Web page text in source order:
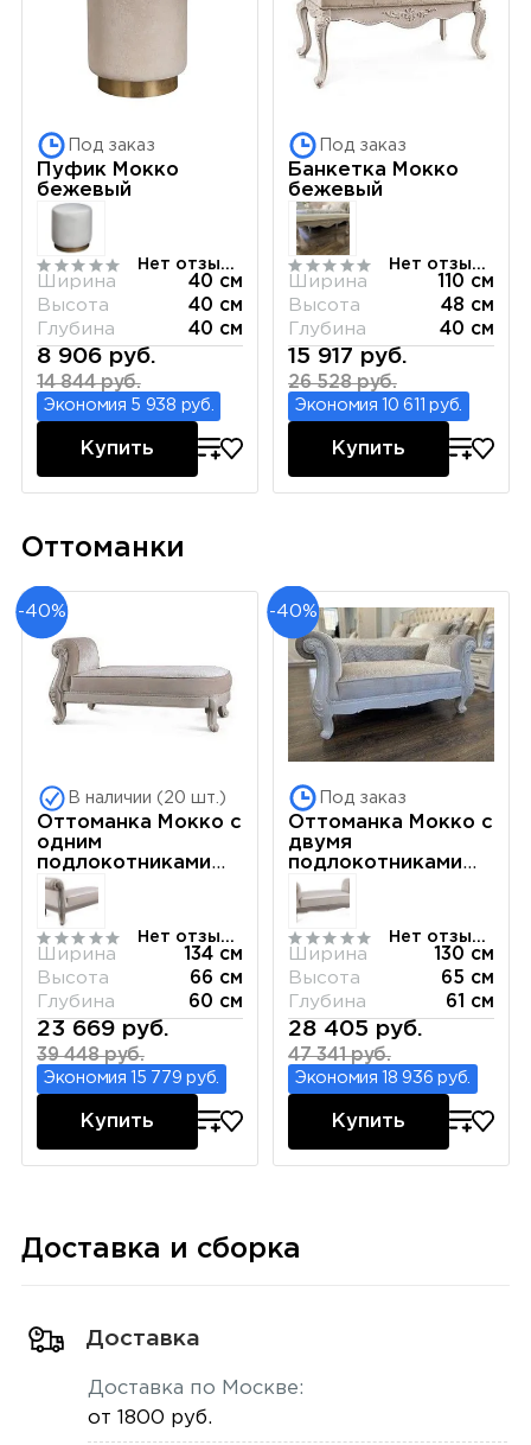
Под заказ
Пуфик Мокко
бежевый
Нет отзывов
Ширина
40 см
Высота
40 см
Глубина
40 см
8 906 руб.
14 844 руб.
Экономия 5 938 руб.
Купить
Под заказ
Банкетка Мокко
бежевый
Нет отзывов
Ширина
110 см
Высота
48 см
Глубина
40 см
15 917 руб.
26 528 руб.
Экономия 10 611 руб.
Купить
Оттоманки
-40%
В наличии (20 шт.)
Оттоманка Мокко с
одним
подлокотниками
бежевый
Нет отзывов
Ширина
134 см
Высота
66 см
Глубина
60 см
23 669 руб.
39 448 руб.
Экономия 15 779 руб.
Купить
-40%
Под заказ
Оттоманка Мокко с
двумя
подлокотниками
бежевый
Нет отзывов
Ширина
130 см
Высота
65 см
Глубина
61 см
28 405 руб.
47 341 руб.
Экономия 18 936 руб.
Купить
Доставка и сборка
Доставка
Доставка по Москве:
от 1800 руб.